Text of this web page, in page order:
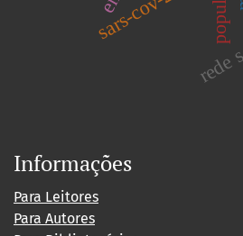
sars-cov-2
Informações
Para Leitores
Para Autores